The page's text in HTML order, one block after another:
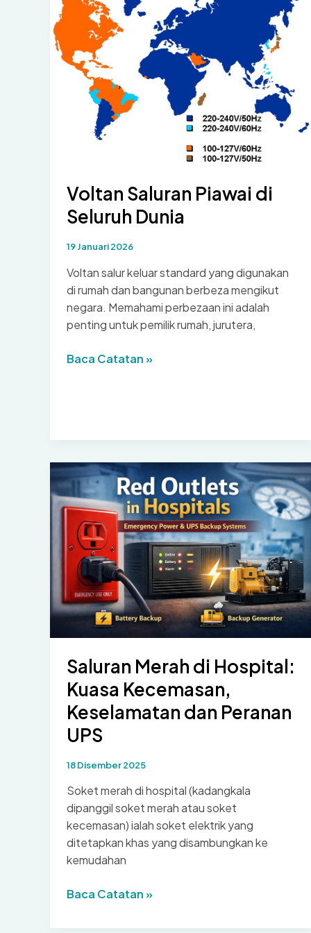
Voltan Saluran Piawai di
Seluruh Dunia
19 Januari 2026
Voltan salur keluar standard yang digunakan
di rumah dan bangunan berbeza mengikut
negara. Memahami perbezaan ini adalah
penting untuk pemilik rumah, jurutera,
Voltan
Dunia
Baca Catatan »
Saluran Merah di Hospital:
Kuasa Kecemasan,
Keselamatan dan Peranan
UPS
18 Disember 2025
Soket merah di hospital (kadangkala
dipanggil soket merah atau soket
kecemasan) ialah soket elektrik yang
ditetapkan khas yang disambungkan ke
kemudahan
Saluran
di
Baca Catatan »